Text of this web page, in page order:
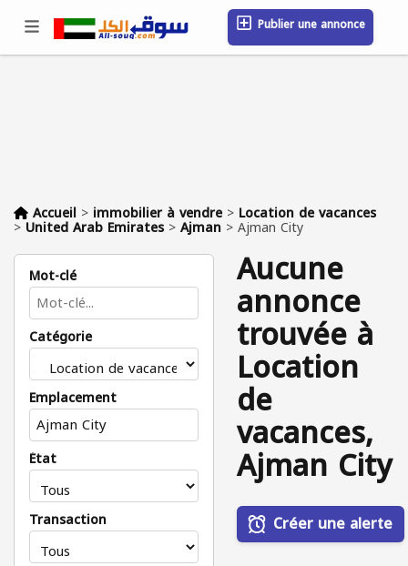
Publier une annonce
Se connecter / S'inscrire
Accueil > immobilier à vendre > Location de vacances
> United Arab Emirates >Ajman >Ajman City
Mot-clé
Catégorie
Emplacement
État
Transaction
Aucune
annonce
trouvée à
Location
de
vacances,
Ajman City
Créer une alerte